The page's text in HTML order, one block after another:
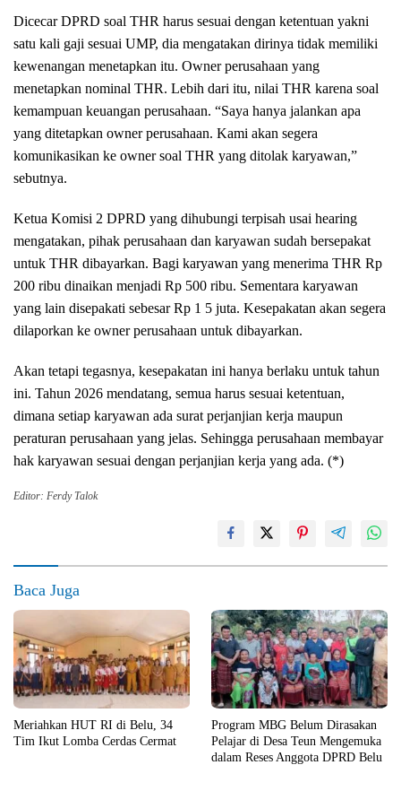
Dicecar DPRD soal THR harus sesuai dengan ketentuan yakni
satu kali gaji sesuai UMP, dia mengatakan dirinya tidak memiliki
kewenangan menetapkan itu. Owner perusahaan yang
menetapkan nominal THR. Lebih dari itu, nilai THR karena soal
kemampuan keuangan perusahaan. “Saya hanya jalankan apa
yang ditetapkan owner perusahaan. Kami akan segera
komunikasikan ke owner soal THR yang ditolak karyawan,”
sebutnya.
Ketua Komisi 2 DPRD yang dihubungi terpisah usai hearing
mengatakan, pihak perusahaan dan karyawan sudah bersepakat
untuk THR dibayarkan. Bagi karyawan yang menerima THR Rp
200 ribu dinaikan menjadi Rp 500 ribu. Sementara karyawan
yang lain disepakati sebesar Rp 1 5 juta. Kesepakatan akan segera
dilaporkan ke owner perusahaan untuk dibayarkan.
Akan tetapi tegasnya, kesepakatan ini hanya berlaku untuk tahun
ini. Tahun 2026 mendatang, semua harus sesuai ketentuan,
dimana setiap karyawan ada surat perjanjian kerja maupun
peraturan perusahaan yang jelas. Sehingga perusahaan membayar
hak karyawan sesuai dengan perjanjian kerja yang ada. (*)
Editor: Ferdy Talok
Baca Juga
Meriahkan HUT RI di Belu, 34
Tim Ikut Lomba Cerdas Cermat
Program MBG Belum Dirasakan
Pelajar di Desa Teun Mengemuka
dalam Reses Anggota DPRD Belu